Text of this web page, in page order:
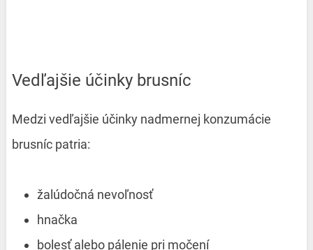
Vedľajšie účinky brusníc
Medzi vedľajšie účinky nadmernej konzumácie
brusníc patria:
žalúdočná nevoľnosť
hnačka
bolesť alebo pálenie pri močení